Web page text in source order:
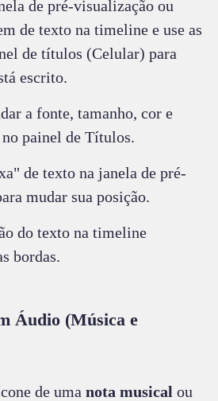
de pré-visualização ou
de texto na timeline e use as
de títulos (Celular) para
escrito.
a fonte, tamanho, cor e
painel de Títulos.
de texto na janela de pré-
mudar sua posição.
do texto na timeline
bordas.
Áudio (Música e
de uma nota musical ou